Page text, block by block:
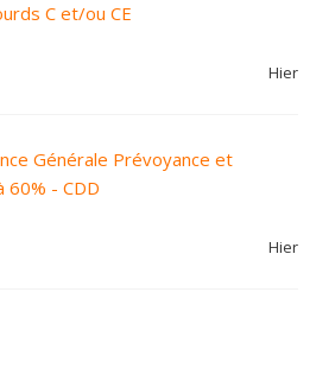
C et/ou CE
Hier
Générale Prévoyance et
60% - CDD
Hier